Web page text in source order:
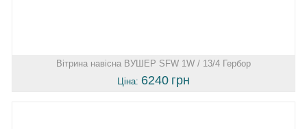
Вітрина навісна ВУШЕР SFW 1W / 13/4 Гербор
Ціна: 6240 грн